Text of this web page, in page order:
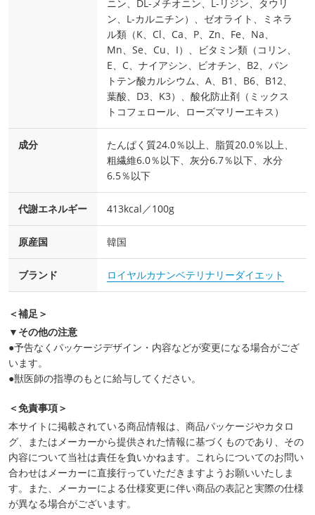
ニン、DL-メチオニン、L-リジン、タウリ
ン、L-カルニチン）、ゼオライト、ミネラ
ル類（K、Cl、Ca、P、Zn、Fe、Na、
Mn、Se、Cu、I）、ビタミン類（コリン、
E、C、ナイアシン、ビオチン、B2、パン
トテン酸カルシウム、A、B1、B6、B12、
葉酸、D3、K3）、酸化防止剤（ミックス
トコフェロール、ローズマリーエキス）
成分
たんぱく質24.0％以上、脂質20.0％以上、
粗繊維6.0％以下、灰分6.7％以下、水分
6.5％以下
代謝エネルギー 413kcal／100g
原産国 韓国
ブランド ロイヤルカナンベテリナリーダイエット
＜補足＞
▼その他の注意
●予告なくパッケージデザイン・内容などが変更になる場合がござ
います。
●獣医師の指導のもとに給与してください。
＜免責事項＞
本サイトに掲載されている商品情報は、商品パッケージやカタロ
グ、またはメーカーから提供された情報に基づくものであり、その
内容について当社は責任を負いかねます。これらについてのお問い
合わせはメーカーに直接行っていただきますようお願いいたしま
す。また、メーカーによる仕様変更に伴い商品の表記と実際の仕様
が異なる場合がございます。